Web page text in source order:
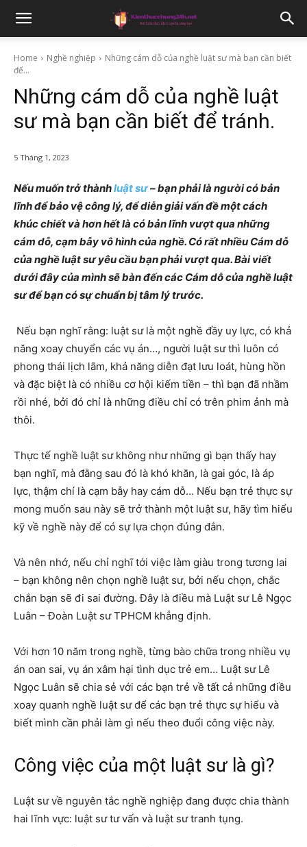
Home Nghề nghiệp
Những cám dỗ của nghề luật sư mà bạn cần biết
để...
Những cám dỗ của nghề luật
sư mà bạn cần biết để tránh.
5 Tháng 1, 2023
Nếu muốn trở thànhluật sư– bạn phải là người có bản
lĩnh để bảo vệ công lý, để diễn giải vấn đề một cách
khúc chiết và hơn hết là có bản lĩnh vượt qua những
cám dỗ, cạm bẫy vô hình của nghề. Có rất nhiều Cám dỗ
của nghề luật sư yêu cầu bạn phải vượt qua. Bài viết
dưới đây của mình sẽ bàn đến các Cám dỗ của nghề luật
sư để bạn có sự chuẩn bị tâm lý trước.
Nếu bạn nghĩ rằng: luật sư là một nghề đầy uy lực, có khả
năng xoay chuyển các vụ án…, người luật sư thì luôn có
phong thái lịch lãm, khả năng diễn đạt lưu loát, hùng hồn
và đặc biệt là có nhiều cơ hội kiếm tiền – thì bạn đã nhầm
rồi nhé, bởi đó chỉ là những điều chỉ có trên phim ảnh mà
thôi.
Thực tế nghề luật sư không như những gì bạn thấy hay
bạn nghĩ, mà đằng sau đó là khó khăn, là gai góc, là áp
lực, thậm chí là cạm bẫy hay cám dỗ… Nếu bạn trẻ thực sự
mong muốn sau này sẽ trở thành một luật sư, hãy tìm hiểu
kỹ về nghề này để có sự lựa chọn đúng đắn.
Và nên nhớ, nếu chỉ nghĩ tới việc làm giàu trong tương lai
– bạn không nên chọn nghề luật sư, bởi nếu chọn, chắc
chắn bạn sẽ đi sai đường. Đây là điều mà Luật sư Lê Ngọc
Luân – Đoàn Luật sư TPHCM khẳng định.
Với hơn 10 năm trong nghề, từng bào chữa trong nhiều vụ
án oan sai, vụ án xâm hại tình dục trẻ em… Luật sư Lê
Ngọc Luân sẽ chia sẻ với các bạn trẻ về tất cả những điều
xoay quanh nghề luật sư để các bạn trẻ thực sự hiểu và
biết mình cần phải làm gì nếu theo đuổi công việc này.
Công việc của một luật sư là gì?
Luật sư về nguyên tắc nghề nghiệp đang được chia thành
hai lĩnh vực: luật sư tư vấn và luật sư tranh tụng.